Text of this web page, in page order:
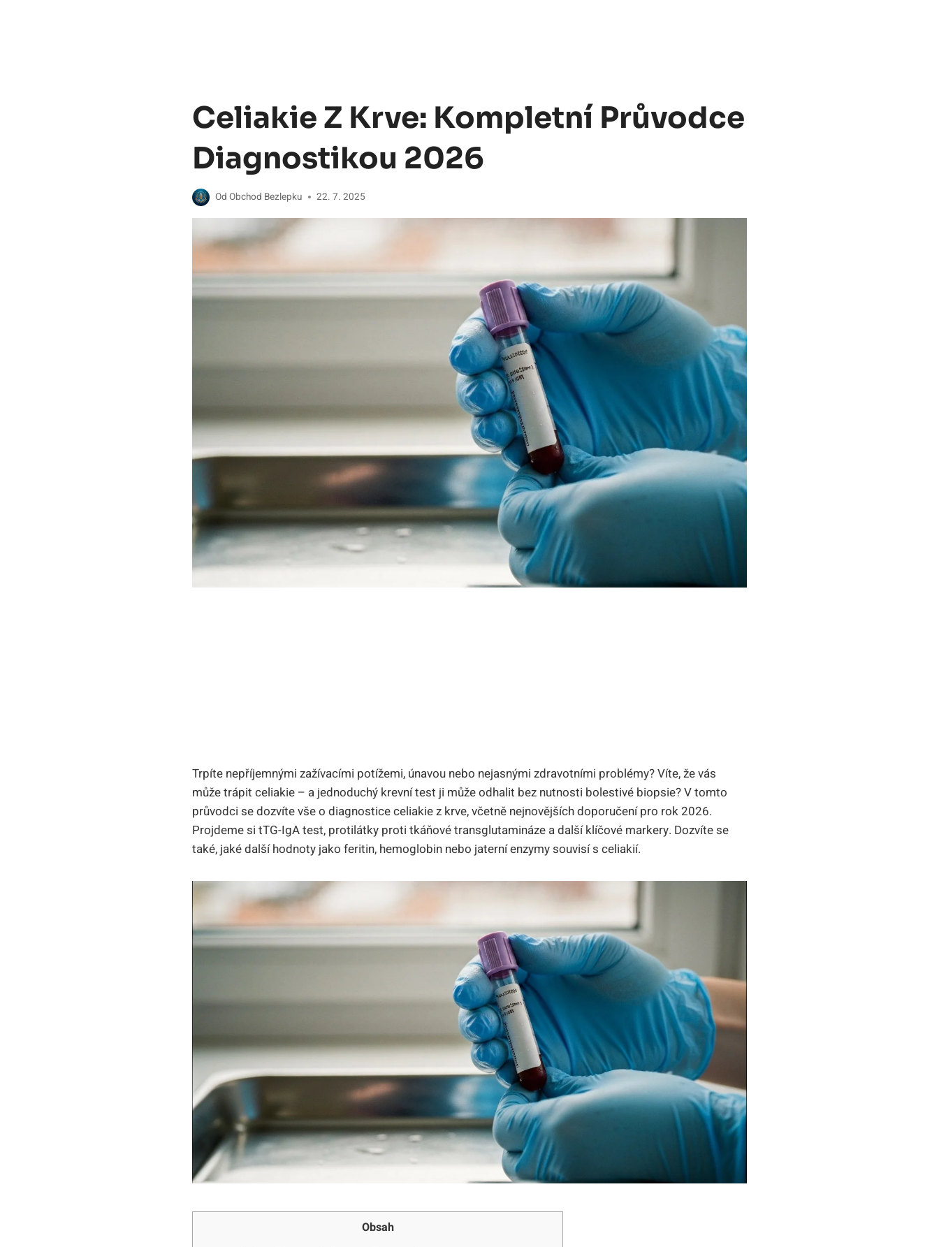
Celiakie Z Krve: Kompletní Průvodce
Diagnostikou 2026
Od Obchod Bezlepku 22. 7. 2025
Trpíte nepříjemnými zažívacími potížemi, únavou nebo nejasnými zdravotními problémy? Víte, že vás
může trápit celiakie – a jednoduchý krevní test ji může odhalit bez nutnosti bolestivé biopsie? V tomto
průvodci se dozvíte vše o diagnostice celiakie z krve, včetně nejnovějších doporučení pro rok 2026.
Projdeme si tTG-IgA test, protilátky proti tkáňové transglutamináze a další klíčové markery. Dozvíte se
také, jaké další hodnoty jako feritin, hemoglobin nebo jaterní enzymy souvisí s celiakií.
Obsah